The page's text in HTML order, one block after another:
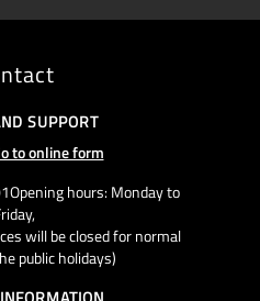
SUPPORT
to online form
hours: Monday to
will be closed for normal
public holidays)